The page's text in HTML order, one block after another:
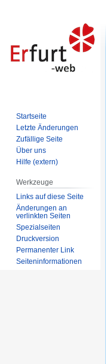
Startseite
Letzte Änderungen
Zufällige Seite
Über uns
Hilfe (extern)
Werkzeuge
Links auf diese Seite
Änderungen an
verlinkten Seiten
Spezialseiten
Druckversion
Permanenter Link
Seiten­informationen